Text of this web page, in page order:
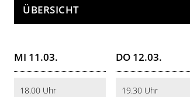
ÜBERSICHT
MI 11.03.
18.00 Uhr
DO 12.03.
19.30 Uhr